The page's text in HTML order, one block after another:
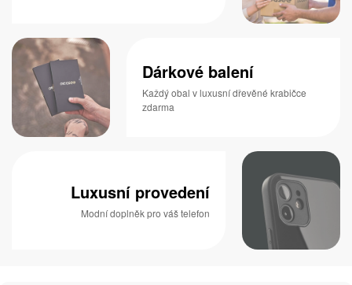
Dárkové balení
Každý obal v luxusní dřevěné krabičce
zdarma
Luxusní provedení
Modní doplněk pro váš telefon